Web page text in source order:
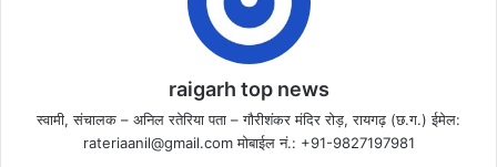
raigarh top news
स्वामी, संचालक – अनिल रतेरिया पता – गौरीशंकर मंदिर रोड़, रायगढ़ (छ.ग.) ईमेल:
rateriaanil@gmail.comमोबाईल नं.: +91-9827197981